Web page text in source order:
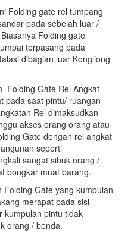
Folding gate rel tumpang
pada sebelah luar /
Folding gate
terpasang pada
dibagian luar Kongliong
Folding Gate Rel Angkat
pada saat pintu/ ruangan
Rel dimaksudkan
akses orang orang atau
Gate dengan rel angkat
seperti
sangat sibuk orang /
bongkar muat barang.
Gate yang kumpulan
merapat pada sisi
kumpulan pintu tidak
orang / benda.